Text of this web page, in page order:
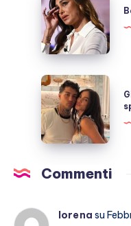
come
sta
ora
dopo
il
ricovero
Giulia
De
Lellis
e
Tony
Effe
Commenti
lorena su